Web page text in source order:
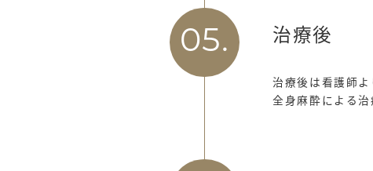
05. 治療後
治療後は看護師
全身麻酔による